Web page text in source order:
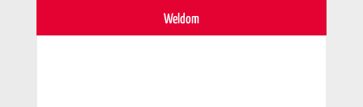
Weldom